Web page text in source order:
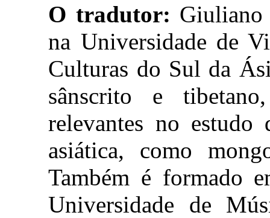
O tradutor:
na Universidade de
Culturas do Sul da
sânscrito e
relevantes no estudo
asiática, como
Também é formado
Universidade de